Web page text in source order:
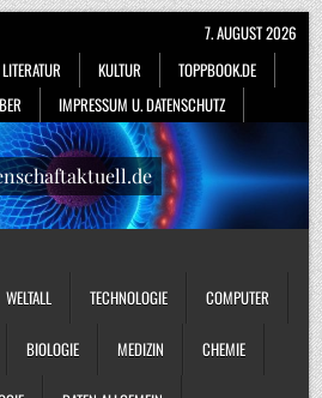
LITERATUR KULTUR
TOPPBOOK.DE
IMPRESSUM U. DATENSCHUTZ
7. AUGUST 2026
WELTALL TECHNOLOGIE COMPUTER
BIOLOGIE MEDIZIN CHEMIE